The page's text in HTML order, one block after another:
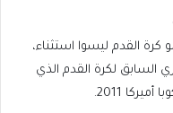
كرة القدم ليسوا استثناء،
السابق لكرة القدم الذي
2011.